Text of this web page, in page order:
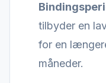
tilbyder en
for en
måneder.